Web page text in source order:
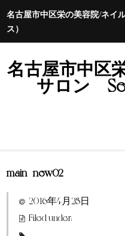
名古屋市中区栄の美容院/ネイ
ス）
名古屋市中区
サロン
ホーム
特定商取引法に基づく表
main_new02
2016年4月28日
Filed under: